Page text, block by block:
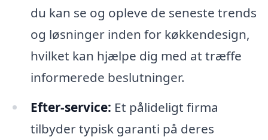
du kan se og opleve de seneste trends
og løsninger inden for køkkendesign,
hvilket kan hjælpe dig med at træffe
informerede beslutninger.
Efter-service: Et pålideligt firma
tilbyder typisk garanti på deres